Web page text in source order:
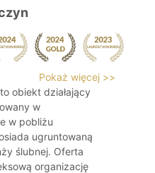
Pokaż więcej >>
obiekt działający
w
w pobliżu
ugruntowaną
ślubnej. Oferta
organizację